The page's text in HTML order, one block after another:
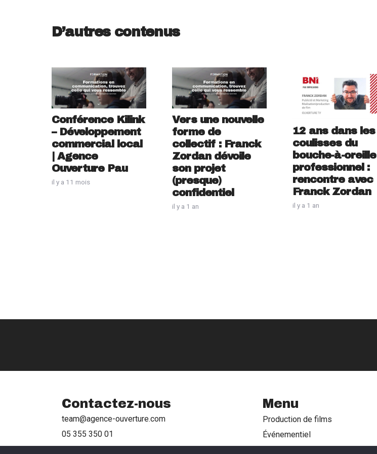
D’autres contenus
Conférence Kilink
– Développement
commercial local
| Agence
Ouverture Pau
il y a 11 mois
Vers une nouvelle
forme de
collectif : Franck
Zordan dévoile
son projet
(presque)
confidentiel
il y a 1 an
12 ans dans les
coulisses du
bouche-à-oreille
professionnel :
rencontre avec
Franck Zordan
il y a 1 an
Contactez-nous
team@agence-ouverture.com
05 355 350 01
Ouverture, La Coloc, 1 Av. des Vallées
Menu
Production de films
Événementiel